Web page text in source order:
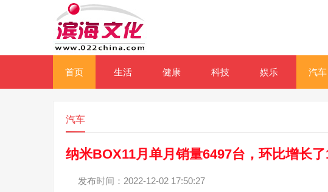
首页 生活 健康 科技 娱乐 汽车
汽车
纳米BOX11月单月销量6497台，环比增长
发布时间：2022-12-02 17:50:27